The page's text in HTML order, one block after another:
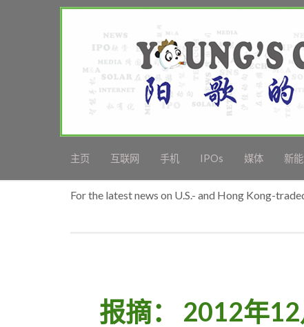
主页 互联网 手机 IPOs 媒体 新
For the latest news on U.S.- and Hong Kong-
报摘： 2012年